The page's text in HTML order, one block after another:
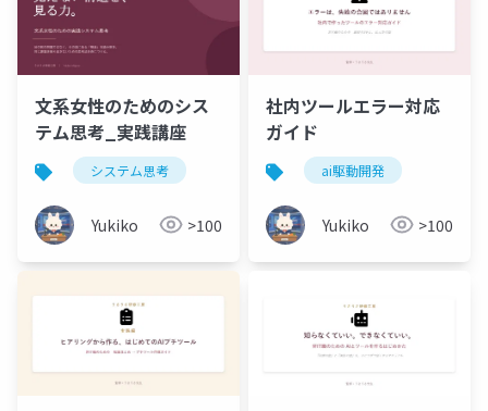
文系女性のためのシス
テム思考_実践講座
システム思考
Yukiko >100
社内ツールエラー対応
ガイド
ai駆動開発
Yukiko >100